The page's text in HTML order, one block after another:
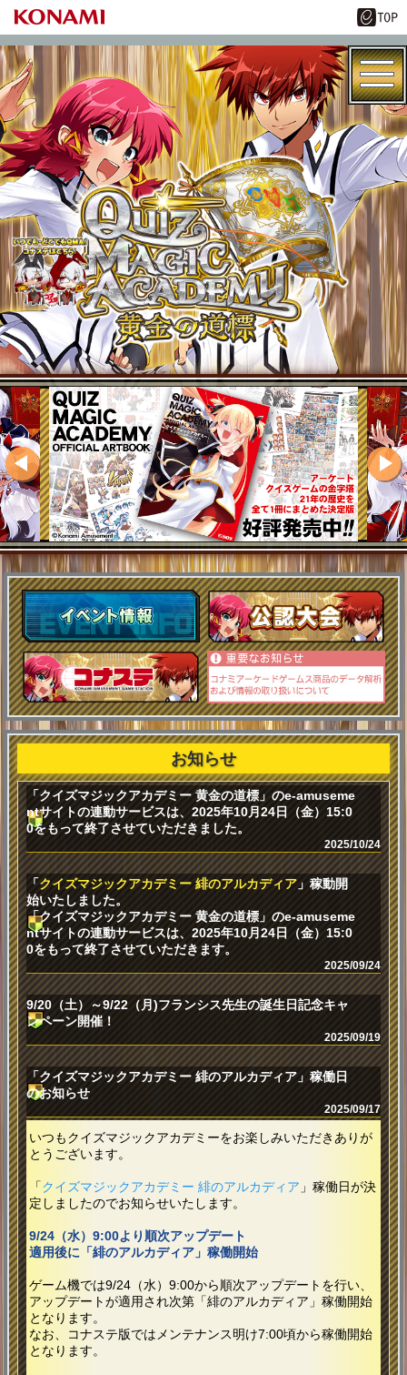
お知らせ
2025/10/24
「クイズマジックアカデミー 黄金の道標」のe-amuseme
ntサイトの連動サービスは、2025年10月24日（金）15:0
0をもって終了させていただきました。
2025/09/24
「クイズマジックアカデミー 緋のアルカディア」稼動開
始いたしました。
「クイズマジックアカデミー 黄金の道標」のe-amuseme
ntサイトの連動サービスは、2025年10月24日（金）15:0
0をもって終了させていただきます。
2025/09/19
9/20（土）～9/22（月)フランシス先生の誕生日記念キャ
ンペーン開催！
2025/09/17
「クイズマジックアカデミー 緋のアルカディア」稼働日
のお知らせ
いつもクイズマジックアカデミーをお楽しみいただきありが
とうございます。
「クイズマジックアカデミー 緋のアルカディア 」稼働日が決
定しましたのでお知らせいたします。
9/24（水）9:00より順次アップデート
適用後に「緋のアルカディア」稼働開始
ゲーム機では9/24（水）9:00から順次アップデートを行い、
アップデートが適用され次第「緋のアルカディア」稼働開始
となります。
なお、コナステ版ではメンテナンス明け7:00頃から稼働開始
となります。